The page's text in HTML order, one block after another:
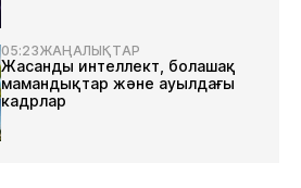
05:23ЖАҢАЛЫҚТАР
Жасанды интеллект, болашақ
мамандықтар және ауылдағы
кадрлар